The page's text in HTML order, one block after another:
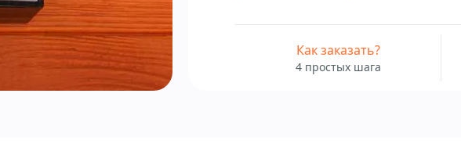
Как заказать?
4 простых шага